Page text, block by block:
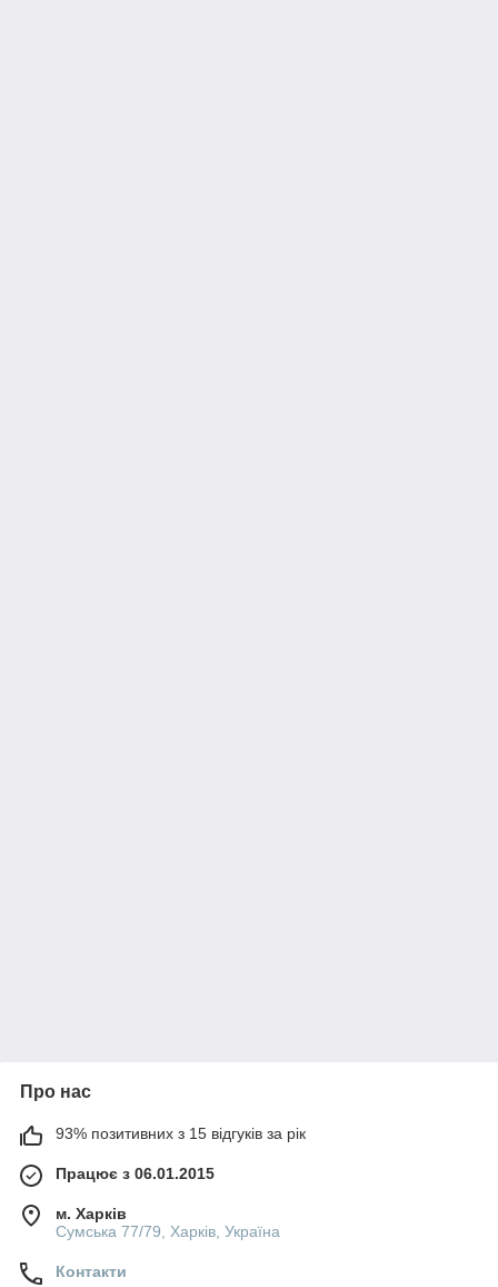
Про нас
93% позитивних з 15 відгуків за рік
Працює з 06.01.2015
м. Харків
Сумська 77/79, Харків, Україна
Контакти